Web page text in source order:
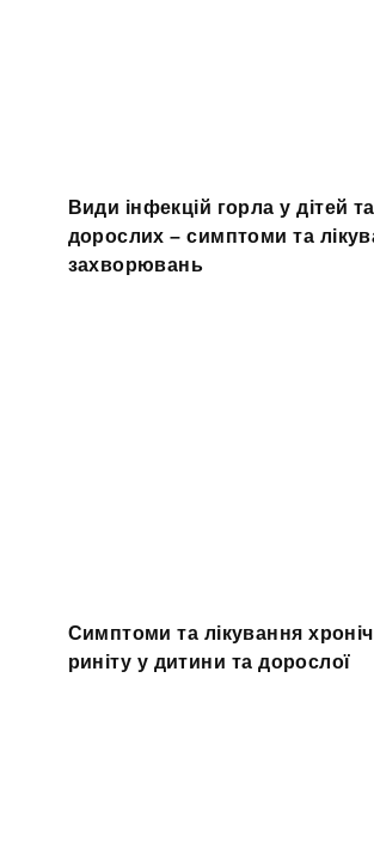
Види інфекцій горла у дітей та
дорослих – симптоми та
захворювань
Симптоми та лікування
риніту у дитини та дорослої